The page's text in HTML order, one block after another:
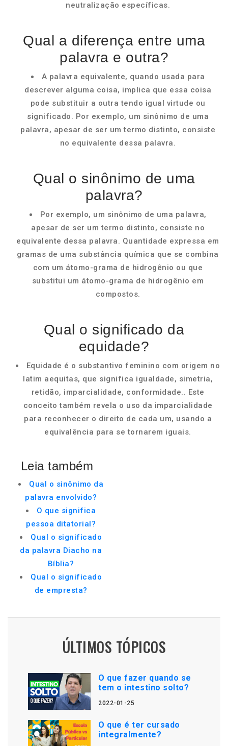
neutralização específicas.
Qual a diferença entre uma
palavra e outra?
A palavra equivalente, quando usada para
descrever alguma coisa, implica que essa coisa
pode substituir a outra tendo igual virtude ou
significado. Por exemplo, um sinônimo de uma
palavra, apesar de ser um termo distinto, consiste
no equivalente dessa palavra.
Qual o sinônimo de uma
palavra?
Por exemplo, um sinônimo de uma palavra,
apesar de ser um termo distinto, consiste no
equivalente dessa palavra. Quantidade expressa em
gramas de uma substância química que se combina
com um átomo-grama de hidrogênio ou que
substitui um átomo-grama de hidrogênio em
compostos.
Qual o significado da
equidade?
Equidade é o substantivo feminino com origem no
latim aequitas, que significa igualdade, simetria,
retidão, imparcialidade, conformidade.. Este
conceito também revela o uso da imparcialidade
para reconhecer o direito de cada um, usando a
equivalência para se tornarem iguais.
Leia também
Qual o sinônimo da
palavra envolvido?
O que significa
pessoa ditatorial?
Qual o significado
da palavra Diacho na
Bíblia?
Qual o significado
de empresta?
ÚLTIMOS TÓPICOS
O que fazer quando se
tem o intestino solto?
2022-01-25
O que é ter cursado
integralmente?